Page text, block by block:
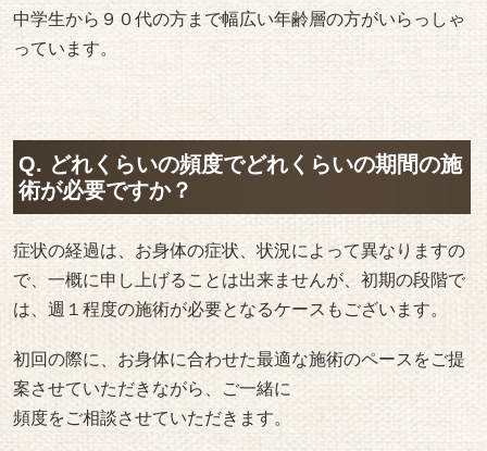
中学生から９０代の方まで幅広い年齢層の方がいらっしゃ
っています。
Q. どれくらいの頻度でどれくらいの期間の施
術が必要ですか？
症状の経過は、お身体の症状、状況によって異なりますの
で、一概に申し上げることは出来ませんが、初期の段階で
は、週１程度の施術が必要となるケースもございます。
初回の際に、お身体に合わせた最適な施術のペースをご提
案させていただきながら、ご一緒に
頻度をご相談させていただきます。